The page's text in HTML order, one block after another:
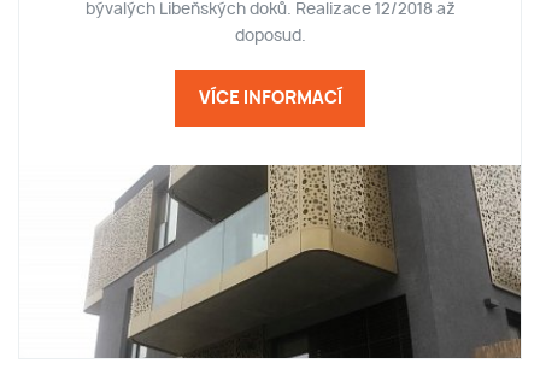
bývalých Libeňských doků. Realizace 12/2018 až
doposud.
VÍCE INFORMACÍ